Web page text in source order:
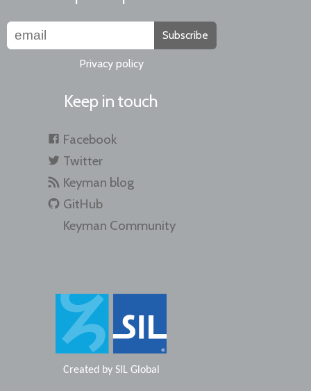
Subscribe
Privacy policy
Keep in touch
Facebook
Twitter
Keyman blog
GitHub
Keyman Community
Created by SIL Global